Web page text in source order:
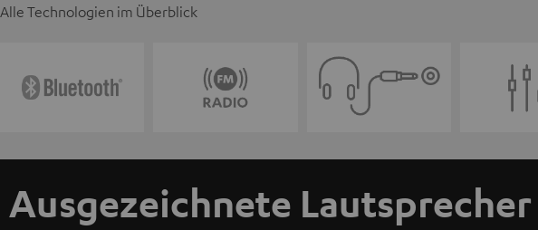
Alle Technologien im Überblick
Ausgezeichnete Lautsprecher